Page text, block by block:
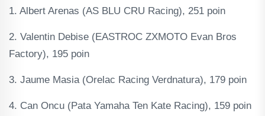
1. Albert Arenas (AS BLU CRU Racing), 251 poin
2. Valentin Debise (EASTROC ZXMOTO Evan Bros
Factory), 195 poin
3. Jaume Masia (Orelac Racing Verdnatura), 179 poin
4. Can Oncu (Pata Yamaha Ten Kate Racing), 159 poin